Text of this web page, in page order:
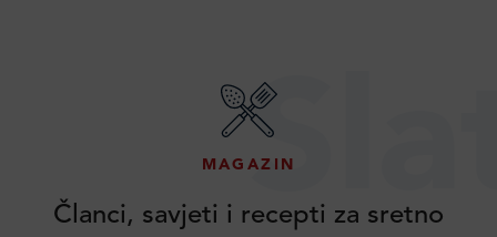
MAGAZIN
Članci, savjeti i recepti za sretno